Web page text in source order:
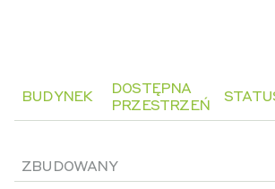
BUDYNEK
DOSTĘPNA
PRZESTRZEŃ
ZBUDOWANY